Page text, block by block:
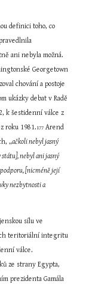
definici toho, co
ani nebyla možná.
Georgetown
chování a postoje
ukázky debat v Radě
k šestidenní válce z
roku 1981.177 Arend
„ačkoli nebyl jasný
nebyl ani jasný
podporu, [nicméně její
nezbytnosti a
sílu ve
teritoriální integritu
válce.
ze strany Egypta,
prezidenta Gamála